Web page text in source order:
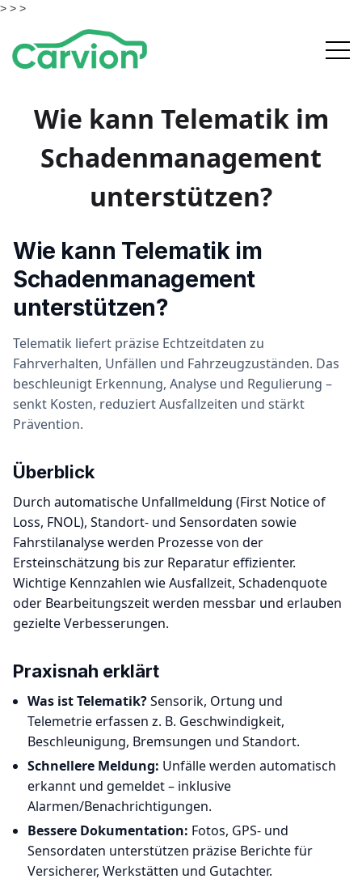
> > >
Wie kann Telematik im
Schadenmanagement
unterstützen?
Wie kann Telematik im
Schadenmanagement
unterstützen?
Telematik liefert präzise Echtzeitdaten zu
Fahrverhalten, Unfällen und Fahrzeugzuständen. Das
beschleunigt Erkennung, Analyse und Regulierung –
senkt Kosten, reduziert Ausfallzeiten und stärkt
Prävention.
Überblick
Durch automatische Unfallmeldung (First Notice of
Loss, FNOL), Standort- und Sensordaten sowie
Fahrstilanalyse werden Prozesse von der
Ersteinschätzung bis zur Reparatur effizienter.
Wichtige Kennzahlen wie Ausfallzeit, Schadenquote
oder Bearbeitungszeit werden messbar und erlauben
gezielte Verbesserungen.
Praxisnah erklärt
Was ist Telematik?Sensorik, Ortung und
Telemetrie erfassen z. B. Geschwindigkeit,
Beschleunigung, Bremsungen und Standort.
Schnellere Meldung: Unfälle werden automatisch
erkannt und gemeldet – inklusive
Alarmen/Benachrichtigungen.
Bessere Dokumentation: Fotos, GPS- und
Sensordaten unterstützen präzise Berichte für
Versicherer, Werkstätten und Gutachter.